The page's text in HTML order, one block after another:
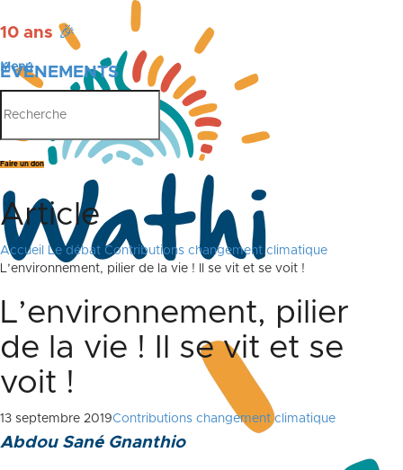
10 ans 🎉
ÉVÉNEMENTS
PUBLICATIONS
Menu
Faire un don
Article
Accueil Le débat Contributions changement climatique
L’environnement, pilier de la vie ! Il se vit et se voit !
L’environnement, pilier
de la vie ! Il se vit et se
voit !
13 septembre 2019Contributions changement climatique
Abdou Sané Gnanthio